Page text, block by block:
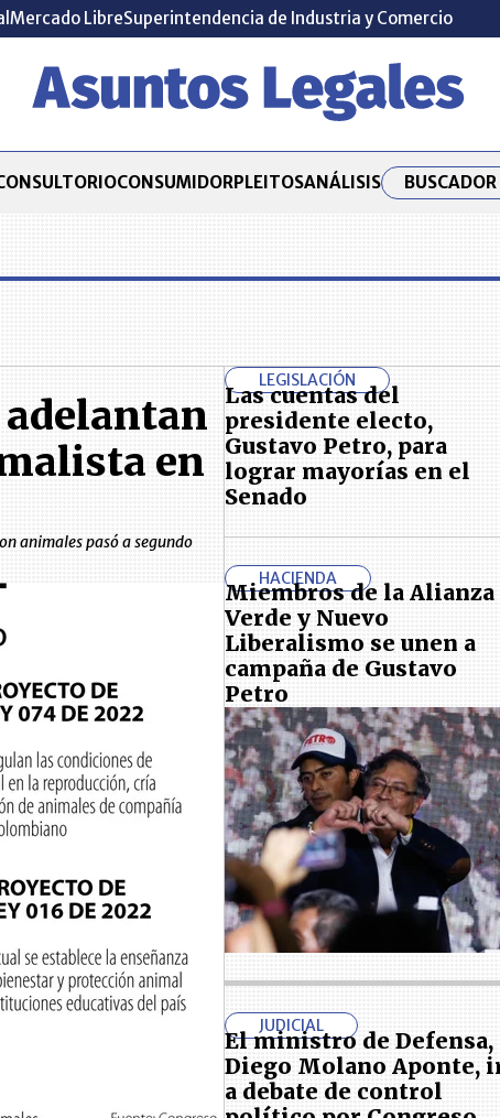
Mercado LibreSuperintendencia de Industria y Comercio
CONSUMIDORPLEITOSANÁLISIS
adelantan
en
animales pasó a segundo
LEGISLACIÓN
Las cuentas del
presidente electo,
Gustavo Petro, para
lograr mayorías en el
Senado
HACIENDA
Miembros de la Alianza
Verde y Nuevo
Liberalismo se unen a
campaña de Gustavo
Petro
JUDICIAL
El ministro de Defensa,
Diego Molano Aponte,
a debate de control